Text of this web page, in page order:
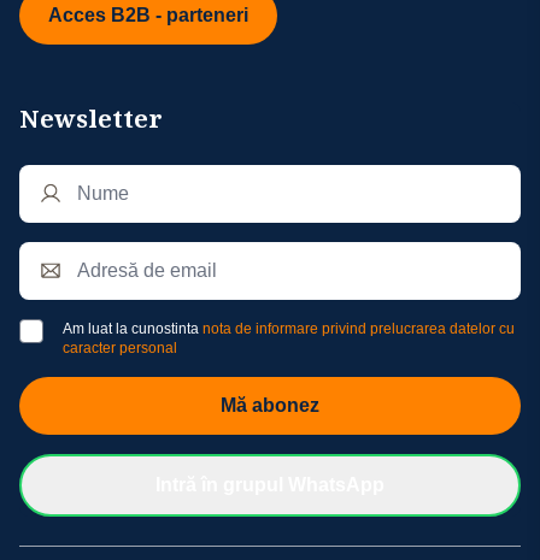
Acces B2B - parteneri
Newsletter
Am luat la cunostinta nota de informare privind prelucrarea datelor cu
caracter personal
Mă abonez